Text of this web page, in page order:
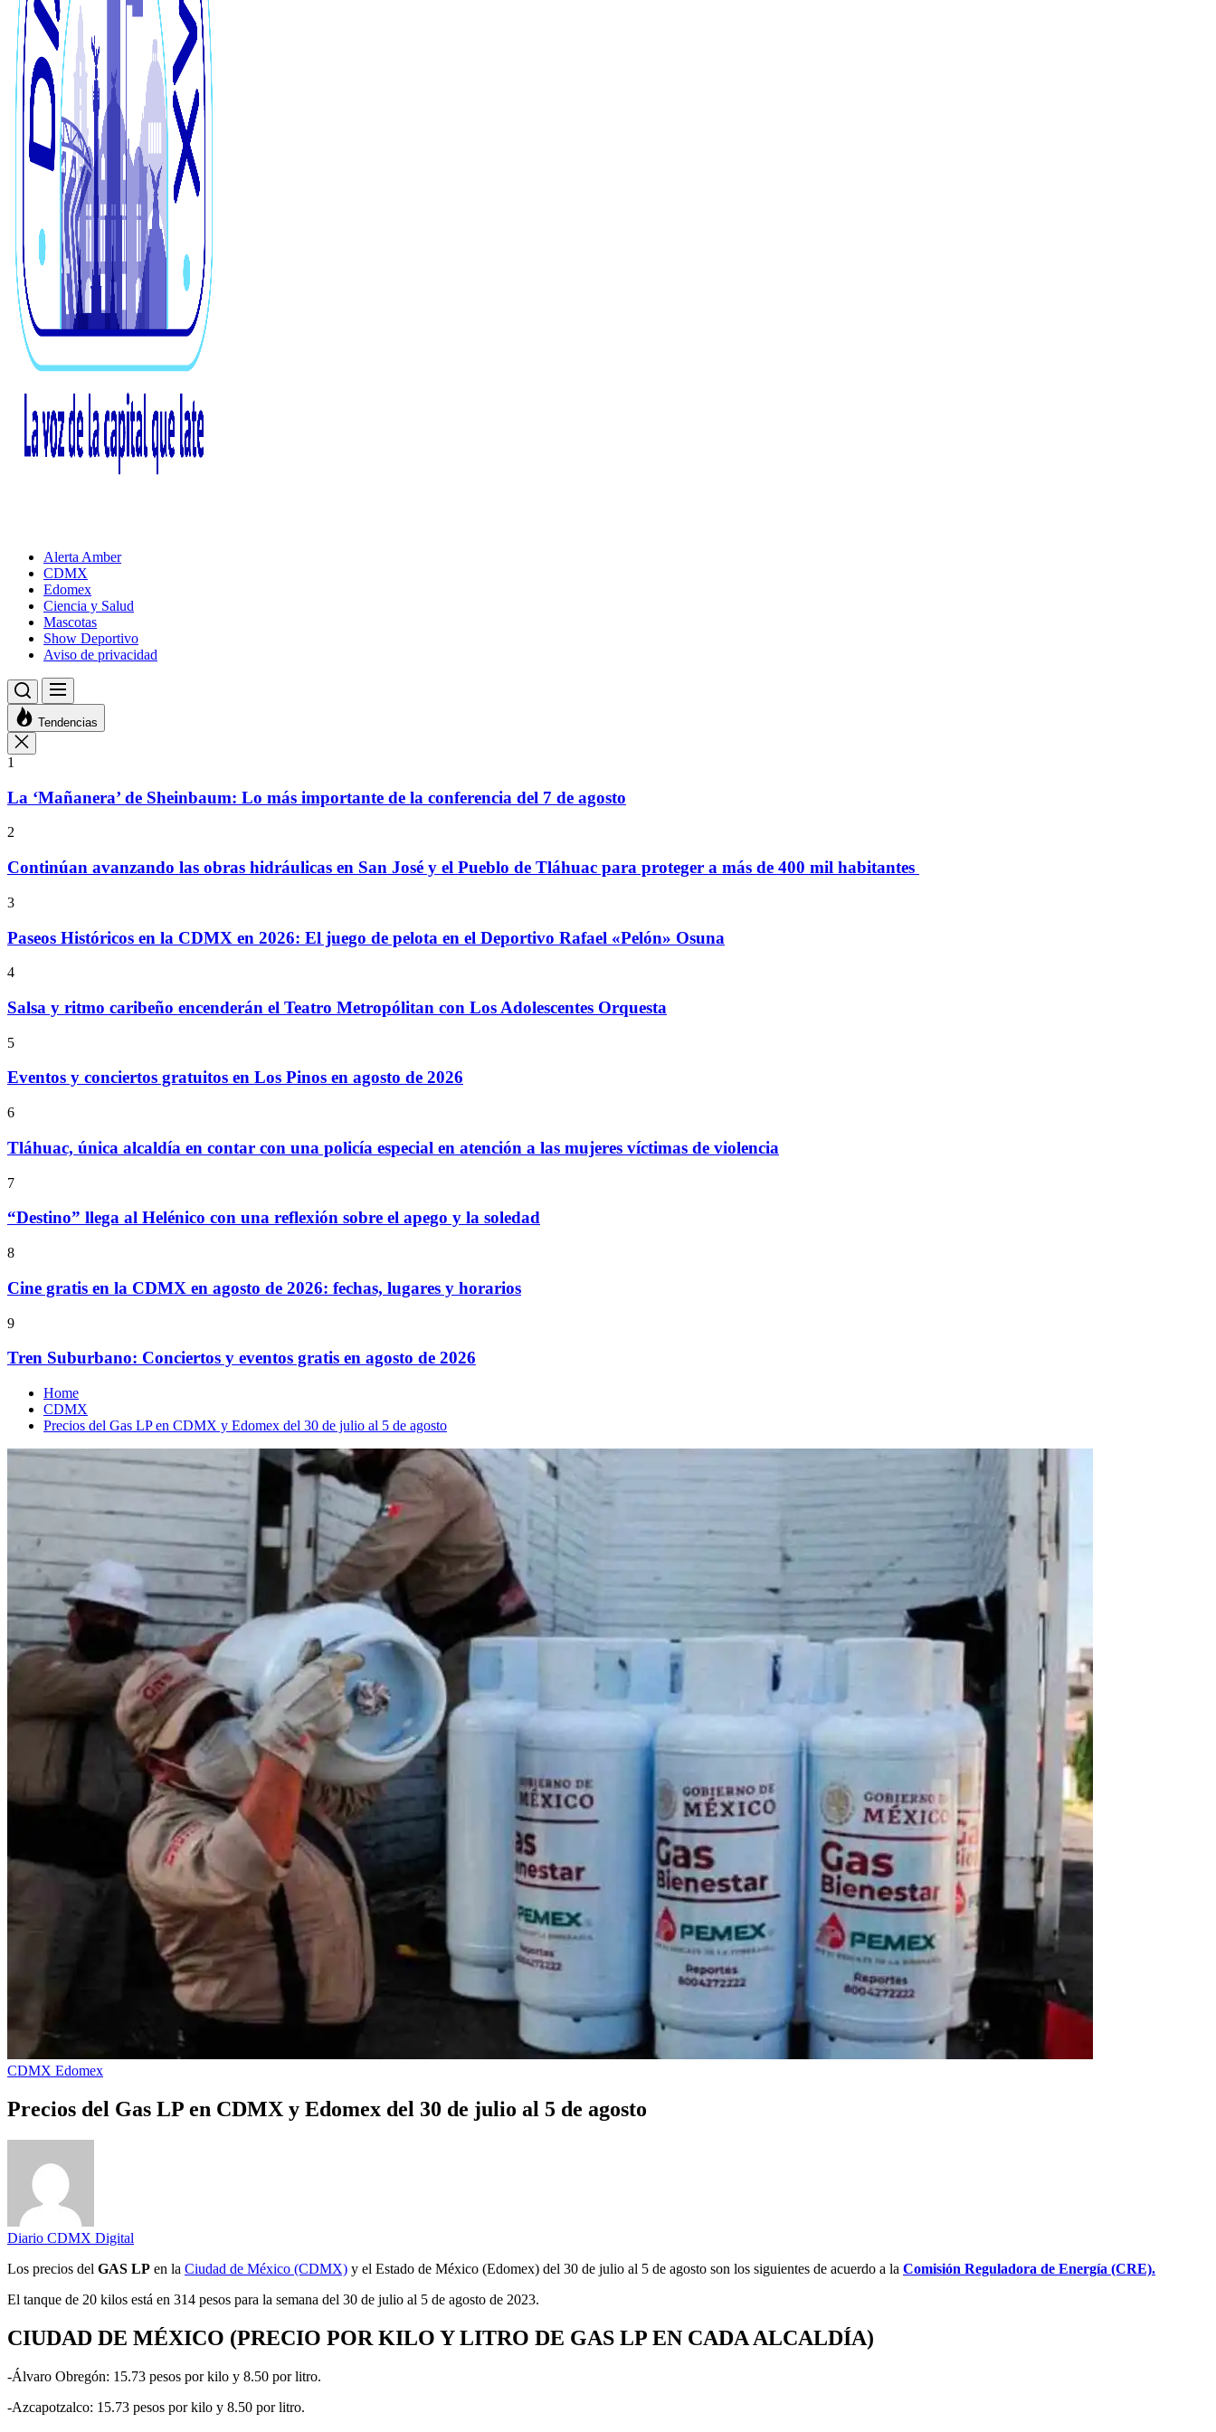
Alerta Amber
CDMX
Edomex
Ciencia y Salud
Mascotas
Show Deportivo
Aviso de privacidad
Tendencias
1
La ‘Mañanera’ de Sheinbaum: Lo más importante de la conferencia del 7 de agosto
2
Continúan avanzando las obras hidráulicas en San José y el Pueblo de Tláhuac para proteger a más de 400 mil habitantes
3
Paseos Históricos en la CDMX en 2026: El juego de pelota en el Deportivo Rafael «Pelón» Osuna
4
Salsa y ritmo caribeño encenderán el Teatro Metropólitan con Los Adolescentes Orquesta
5
Eventos y conciertos gratuitos en Los Pinos en agosto de 2026
6
Tláhuac, única alcaldía en contar con una policía especial en atención a las mujeres víctimas de violencia
7
“Destino” llega al Helénico con una reflexión sobre el apego y la soledad
8
Cine gratis en la CDMX en agosto de 2026: fechas, lugares y horarios
9
Tren Suburbano: Conciertos y eventos gratis en agosto de 2026
Home
CDMX
Precios del Gas LP en CDMX y Edomex del 30 de julio al 5 de agosto
CDMX Edomex
Precios del Gas LP en CDMX y Edomex del 30 de julio al 5 de agosto
Diario CDMX Digital
Los precios del GAS LP en la Ciudad de México (CDMX) y el Estado de México (Edomex) del 30 de julio al 5 de agosto son los siguientes de acuerdo a la Comisión Reguladora de Energía (CRE).
El tanque de 20 kilos está en 314 pesos para la semana del 30 de julio al 5 de agosto de 2023.
CIUDAD DE MÉXICO (PRECIO POR KILO Y LITRO DE GAS LP EN CADA ALCALDÍA)
-Álvaro Obregón: 15.73 pesos por kilo y 8.50 por litro.
-Azcapotzalco: 15.73 pesos por kilo y 8.50 por litro.